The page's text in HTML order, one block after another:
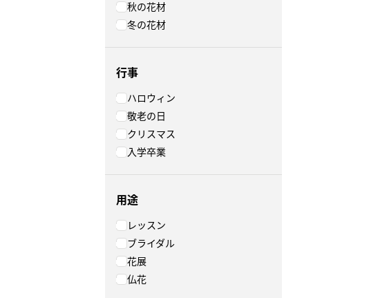
秋の花材
冬の花材
行事
ハロウィン
敬老の日
クリスマス
入学卒業
用途
レッスン
ブライダル
花展
仏花